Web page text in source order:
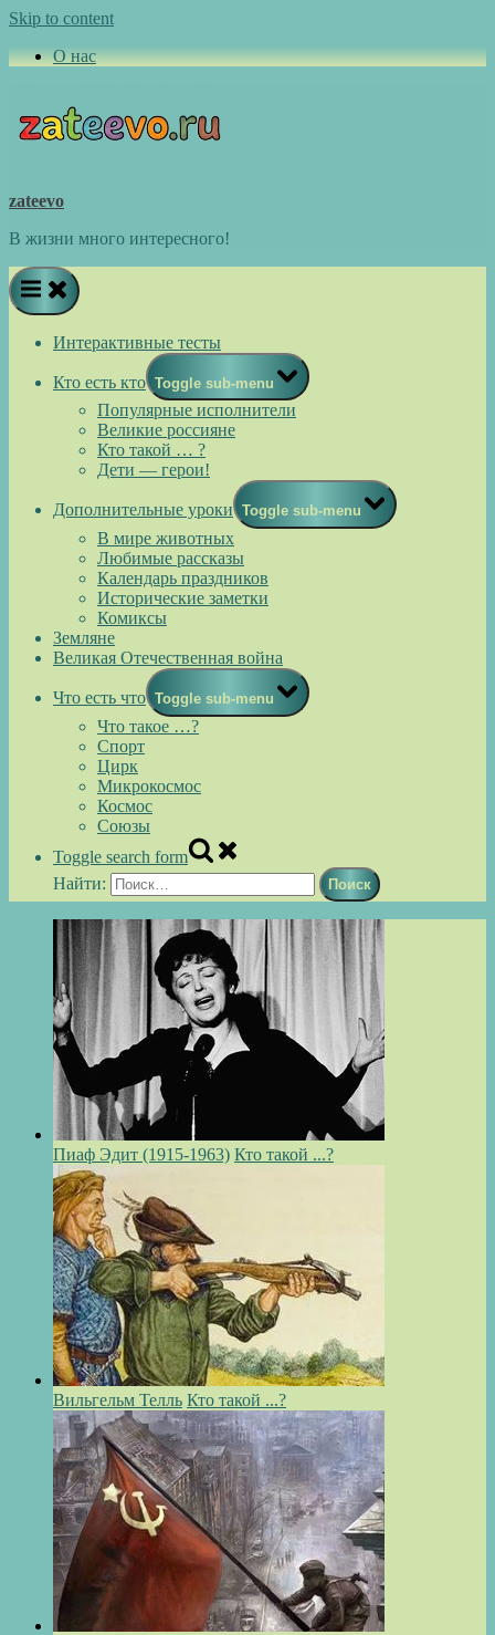
Skip to content
О нас
zateevo
В жизни много интересного!
Интерактивные тесты
Кто есть кто Toggle sub-menu
Популярные исполнители
Великие россияне
Кто такой … ?
Дети — герои!
Дополнительные уроки Toggle sub-menu
В мире животных
Любимые рассказы
Календарь праздников
Исторические заметки
Комиксы
Земляне
Великая Отечественная война
Что есть что Toggle sub-menu
Что такое …?
Спорт
Цирк
Микрокосмос
Космос
Союзы
Toggle search form
Найти:
Пиаф Эдит (1915-1963) Кто такой ...?
Вильгельм Телль Кто такой ...?